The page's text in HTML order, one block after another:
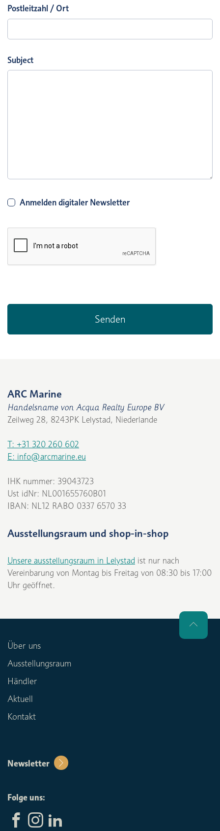
Postleitzahl / Ort
Subject
Anmelden digitaler Newsletter
ARC Marine
Handelsname von Acqua Realty Europe BV
Zeilweg 28, 8243PK Lelystad, Niederlande
T: +31 320 260 602
E: info@arcmarine.eu
IHK nummer: 39043723
Ust idNr: NL001655760B01
IBAN: NL12 RABO 0337 6570 33
Ausstellungsraum und shop-in-shop
Unsere ausstellungsraum in Lelystad ist nur nach
Vereinbarung von Montag bis Freitag von 08:30 bis 17:00
Uhr geöffnet.
Über uns
Ausstellungsraum
Händler
Aktuell
Kontakt
Newsletter
Folge uns: